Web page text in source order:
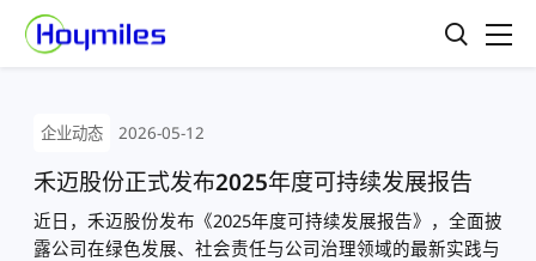
企业动态 2026-05-12
禾迈股份正式发布2025年度可持续发展报告
近日， 禾迈股份发布《2025年度可持续发展报告》，全面披
露公司在绿色发展、社会责任与公司治理领域的最新实践与